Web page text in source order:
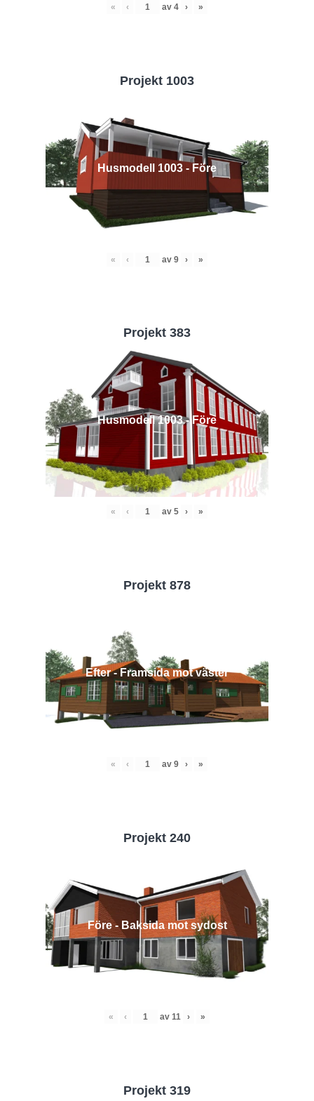
« ‹ av 4 › »
Projekt 1003
Husmodell 1003 - Före
« ‹ av 9 › »
Projekt 383
Husmodell 1003 - Före
« ‹ av 5 › »
Projekt 878
Efter - Framsida mot väster
« ‹ av 9 › »
Projekt 240
Före - Baksida mot sydost
« ‹ av 11 › »
Projekt 319